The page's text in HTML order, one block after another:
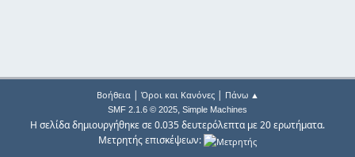
Βοήθεια| Όροι και Κανόνες| Πάνω ▲
SMF 2.1.6 © 2025, Simple Machines
Η σελίδα δημιουργήθηκε σε 0.035 δευτερόλεπτα με 20 ερωτήματα.
Μετρητής επισκέψεων: